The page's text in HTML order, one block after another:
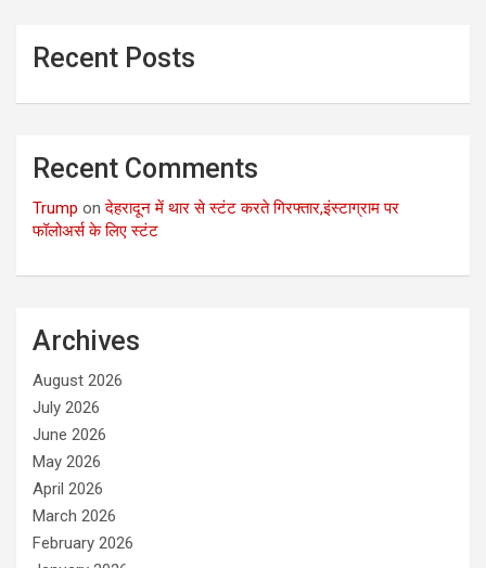
Recent Posts
Recent Comments
Trump onदेहरादून में थार से स्टंट करते गिरफ्तार,इंस्टाग्राम पर
फॉलोअर्स के लिए स्टंट
Archives
August 2026
July 2026
June 2026
May 2026
April 2026
March 2026
February 2026